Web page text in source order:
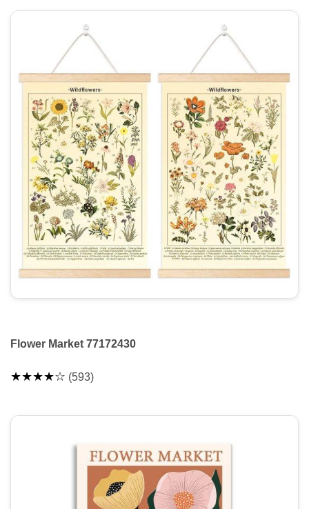
Flower Market 77172430
★★★★☆ (593)